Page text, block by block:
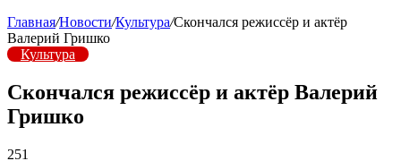
Главная/Новости/Культура/Скончался режиссёр и актёр
Валерий Гришко
Культура
Скончался режиссёр и актёр Валерий
Гришко
251